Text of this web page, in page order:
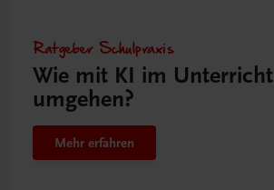
Ratgeber Schulpraxis
Wie mit KI im Unterricht
umgehen?
Mehr erfahren